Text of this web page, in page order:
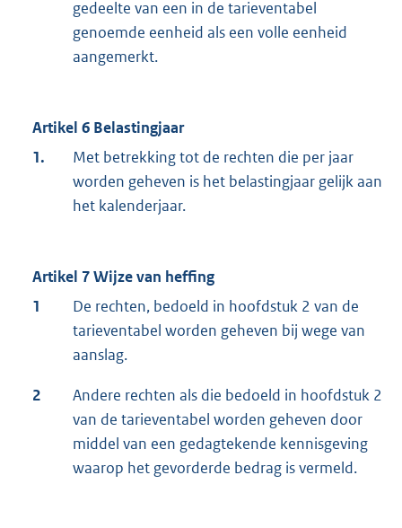
gedeelte van een in de tarieventabel
genoemde eenheid als een volle eenheid
aangemerkt.
Artikel 6 Belastingjaar
1.
Met betrekking tot de rechten die per jaar
worden geheven is het belastingjaar gelijk aan
het kalenderjaar.
Artikel 7 Wijze van heffing
1
De rechten, bedoeld in hoofdstuk 2 van de
tarieventabel worden geheven bij wege van
aanslag.
2
Andere rechten als die bedoeld in hoofdstuk 2
van de tarieventabel worden geheven door
middel van een gedagtekende kennisgeving
waarop het gevorderde bedrag is vermeld.